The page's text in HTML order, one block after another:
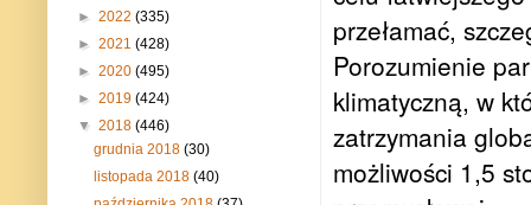
przełamać,
Porozumienie
klimatyczną, w
zatrzymania
możliwości 1,5
► 2022 (335)
► 2021 (428)
► 2020 (495)
► 2019 (424)
▼ 2018 (446)
grudnia 2018(30)
listopada 2018(40)